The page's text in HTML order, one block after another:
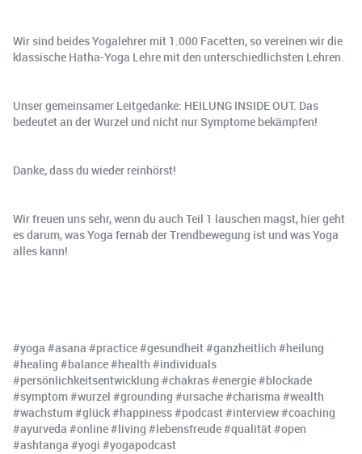
Wir sind beides Yogalehrer mit 1.000 Facetten, so vereinen wir die
klassische Hatha-Yoga Lehre mit den unterschiedlichsten Lehren.
Unser gemeinsamer Leitgedanke: HEILUNG INSIDE OUT. Das
bedeutet an der Wurzel und nicht nur Symptome bekämpfen!
Danke, dass du wieder reinhörst!
Wir freuen uns sehr, wenn du auch Teil 1 lauschen magst, hier geht
es darum, was Yoga fernab der Trendbewegung ist und was Yoga
alles kann!
#yoga #asana #practice #gesundheit #ganzheitlich #heilung
#healing #balance #health #individuals
#persönlichkeitsentwicklung #chakras #energie #blockade
#symptom #wurzel #grounding #ursache #charisma #wealth
#wachstum #glück #happiness #podcast #interview #coaching
#ayurveda #online #living #lebensfreude #qualität #open
#ashtanga #yogi #yogapodcast